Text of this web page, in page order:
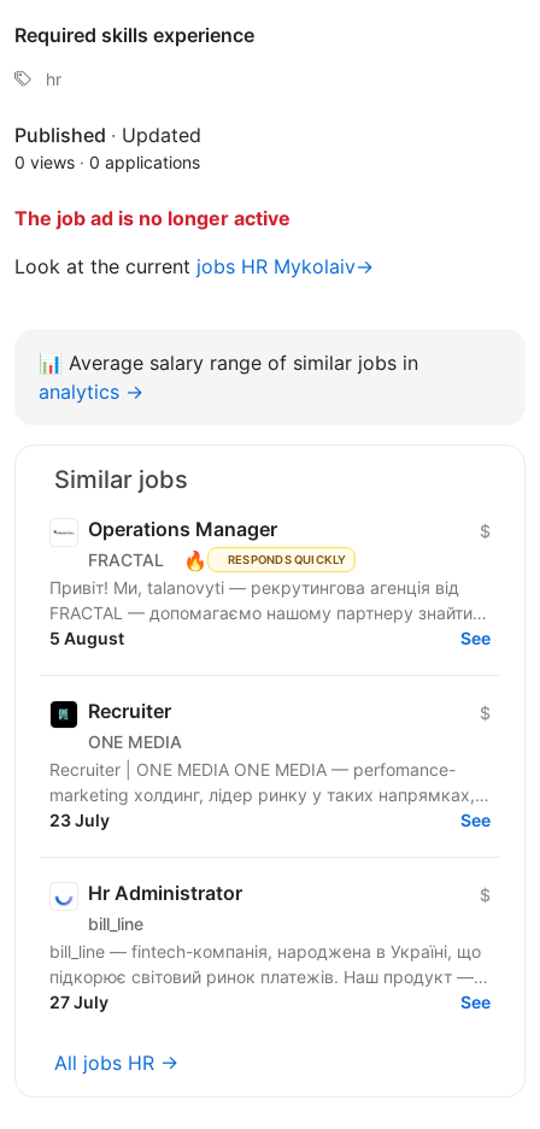
Required skills experience
hr
Published · Updated
0 views · 0 applications
The job ad is no longer active
Look at the current jobs HR Mykolaiv→
📊 Average salary range of similar jobs in
analytics →
Similar jobs
Operations Manager
FRACTAL 🔥 RESPONDS QUICKLY
$
Привіт! Ми, talanovyti — рекрутингова агенція від
FRACTAL — допомагаємо нашому партнеру знайти
класного(у) Office Manager. Наш партнер — miltech...
5 August See
Recruiter
ONE MEDIA
$
Recruiter | ONE MEDIA ONE MEDIA — perfomance-
marketing холдинг, лідер ринку у таких напрямках,
як NUTRA та GAMBLING. Ми створюємо потужну
23 July See
Hr Administrator
bill_line
$
bill_line — fintech-компанія, народжена в Україні, що
підкорює світовий ринок платежів. Наш продукт —
універсальне платіжне рішення для будь-якого...
27 July See
All jobs HR →